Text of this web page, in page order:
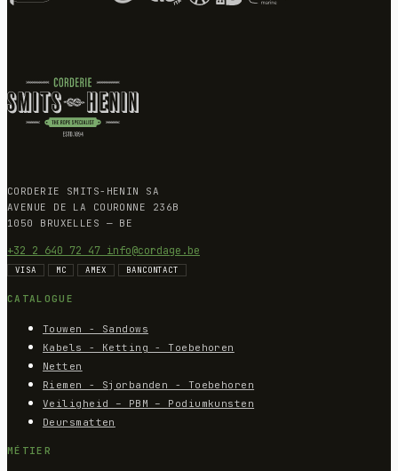
CORDERIE SMITS-HENIN SA
AVENUE DE LA COURONNE 236B
1050 BRUXELLES — BE
+32 2 640 72 47 info@cordage.be
VISA MC AMEX BANCONTACT
CATALOGUE
Touwen - Sandows
Kabels - Ketting - Toebehoren
Netten
Riemen - Sjorbanden - Toebehoren
Veiligheid – PBM – Podiumkunsten
Deursmatten
MÉTIER